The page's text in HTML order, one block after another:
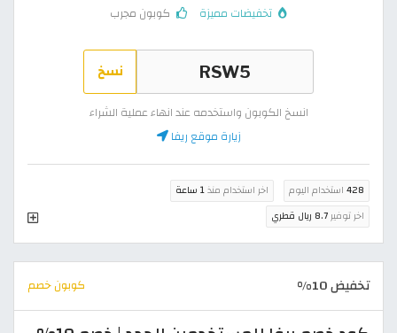
تخفيضات مميزة كوبون مجرب
نسخ
انسخ الكوبون واستخدمه عند انهاء عملية الشراء
زيارة موقع ريفا
428 استخدام اليوم اخر استخدام منذ1 ساعة
اخر توفير8.7 ريال قطري
تخفيض 10% كوبون خصم